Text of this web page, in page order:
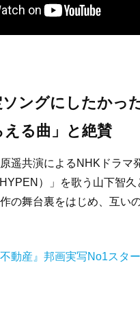
ングにしたかっ
える曲 」 と絶賛
遥共演によるNHKドラマ
）」を歌う山下智
の舞台裏をはじめ、互い
動産』邦画実写No1スタ